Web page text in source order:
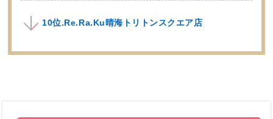
10位.Re.Ra.Ku晴海トリトンスクエア店